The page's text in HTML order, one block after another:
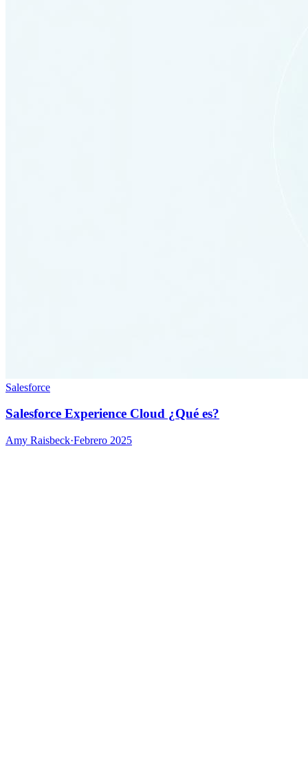
Salesforce
Salesforce Experience Cloud ¿Qué es?
Amy Raisbeck·Febrero 2025